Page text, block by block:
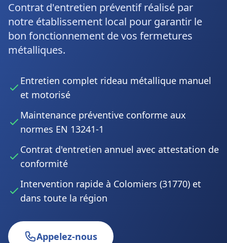
Contrat d'entretien préventif réalisé par
notre établissement local pour garantir le
bon fonctionnement de vos fermetures
métalliques.
Entretien complet rideau métallique manuel
et motorisé
Maintenance préventive conforme aux
normes EN 13241-1
Contrat d'entretien annuel avec attestation de
conformité
Intervention rapide à Colomiers (31770) et
dans toute la région
Appelez-nous